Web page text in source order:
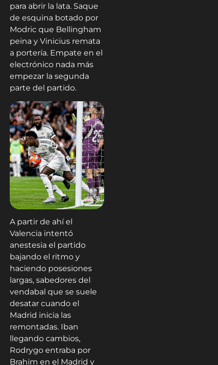
para abrir la lata. Saque
de esquina botado por
Modric que Bellingham
peina y Vinicius remata
a portería. Empate en el
electrónico nada más
empezar la segunda
parte del partido.
A partir de ahí el
Valencia intentó
anestesia el partido
bajando el ritmo y
haciendo posesiones
largas, sabedores del
vendabal que se suele
desatar cuando el
Madrid inicia las
remontadas. Iban
llegando cambios,
Rodrygo entraba por
Brahim en el Madrid y